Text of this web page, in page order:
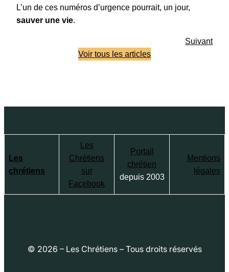
L’un de ces numéros d’urgence pourrait, un jour,
sauver une vie.
Suivant
Voir tous les articles
Les
chrétiens
Les
Chrétiens
sur
Facebook
Portail
chrétien
depuis 2003
Mentions
légales
© 2026 – Les Chrétiens – Tous droits réservés